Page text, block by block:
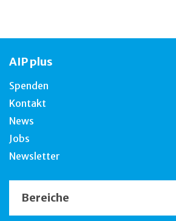
AIP plus
Spenden
Kontakt
News
Jobs
Newsletter
Bereiche